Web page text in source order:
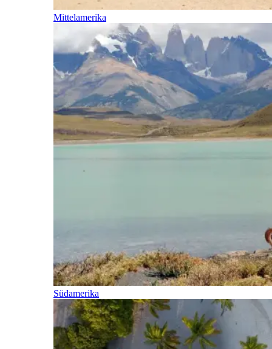
Mittelamerika
Südamerika